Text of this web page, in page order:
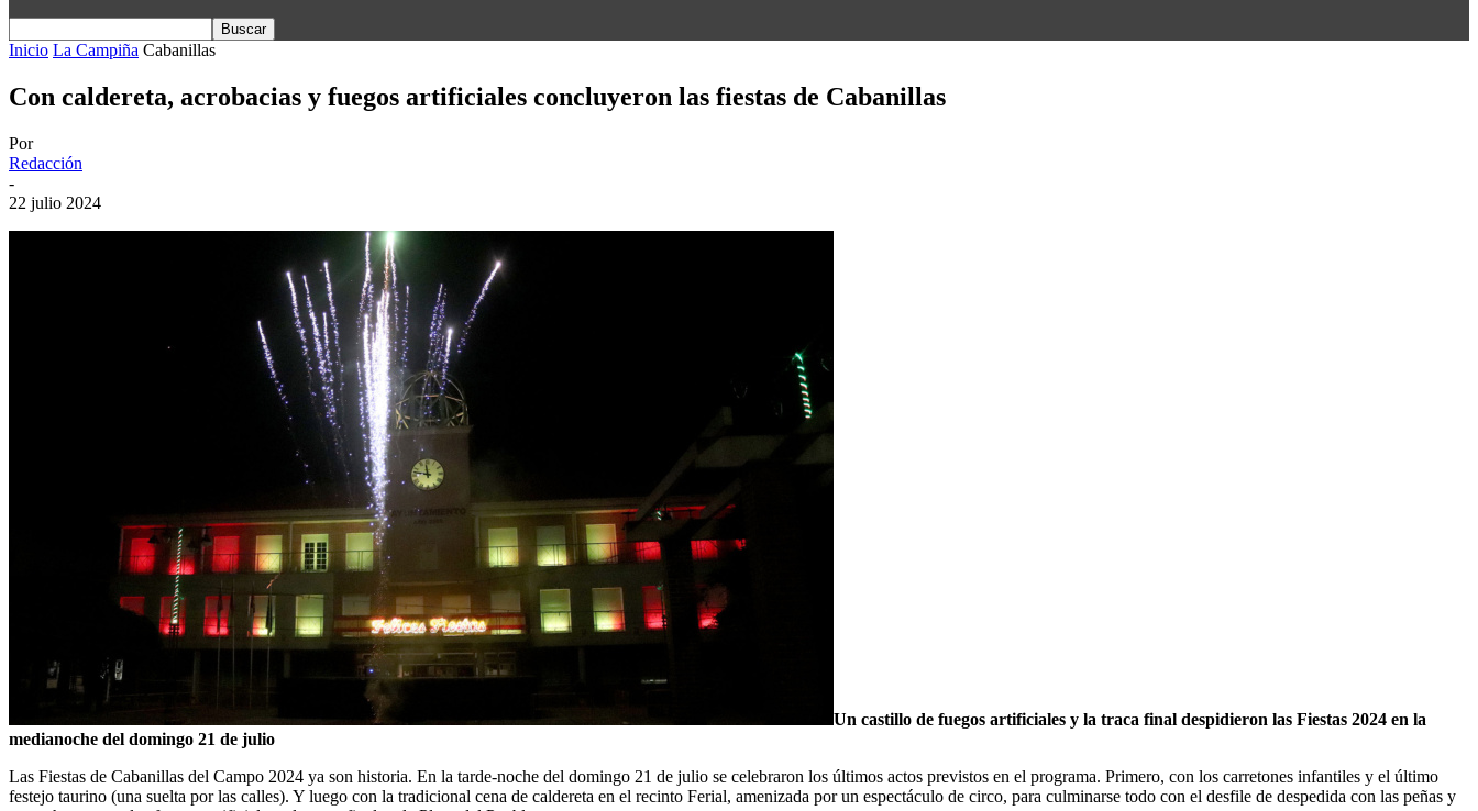
Inicio La Campiña Cabanillas
Con caldereta, acrobacias y fuegos artificiales concluyeron las fiestas de Cabanillas
Por
Redacción
-
22 julio 2024
Un castillo de fuegos artificiales y la traca final despidieron las Fiestas 2024 en la
medianoche del domingo 21 de julio
Las Fiestas de Cabanillas del Campo 2024 ya son historia. En la tarde-noche del domingo 21 de julio se celebraron los últimos actos previstos en el programa. Primero, con los carretones infantiles y el último
festejo taurino (una suelta por las calles). Y luego con la tradicional cena de caldereta en el recinto Ferial, amenizada por un espectáculo de circo, para culminarse todo con el desfile de despedida con las peñas y